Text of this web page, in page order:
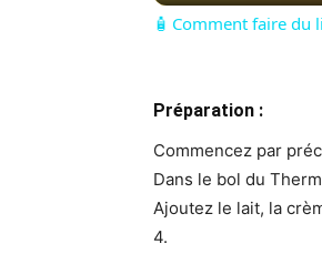
🧴 Comment faire du
Préparation :
Commencez par
Dans le bol du
Ajoutez le lait, la
4.